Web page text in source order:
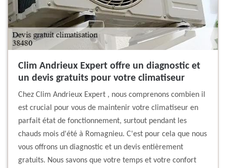
Clim Andrieux Expert offre un diagnostic et
un devis gratuits pour votre climatiseur
Chez Clim Andrieux Expert , nous comprenons combien il
est crucial pour vous de maintenir votre climatiseur en
parfait état de fonctionnement, surtout pendant les
chauds mois d'été à Romagnieu. C'est pour cela que nous
vous offrons un diagnostic et un devis entièrement
gratuits. Nous savons que votre temps et votre confort